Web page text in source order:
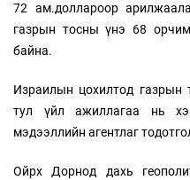
72 ам.доллароор
газрын тосны үнэ 68
байна.
Израилын цохилтод газрын
тул үйл ажиллагаа нь
мэдээллийн агентлаг
Ойрх Дорнод дахь